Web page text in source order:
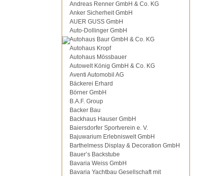
Andreas Renner GmbH & Co. KG
Anker Sicherheit GmbH
AUER GUSS GmbH
Auto-Dollinger GmbH
Autohaus Baur GmbH & Co. KG
Autohaus Kropf
Autohaus Mössbauer
Autowelt König GmbH & Co. KG
Aventi Automobil AG
Bäckerei Erhard
Börner GmbH
B.A.F. Group
Backer Bau
Backhaus Hauser GmbH
Baiersdorfer Sportverein e. V.
Bajuwarium Erlebniswelt GmbH
Barthelmess Display & Decoration GmbH
Bauer’s Backstube
Bavaria Weiss GmbH
Bavaria Yachtbau Gesellschaft mit